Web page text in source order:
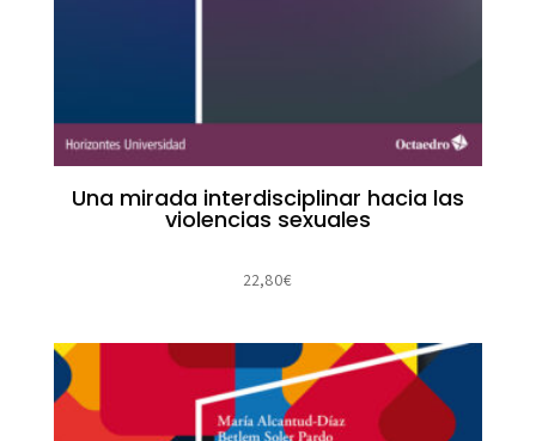
Una mirada interdisciplinar hacia las
violencias sexuales
22,80€